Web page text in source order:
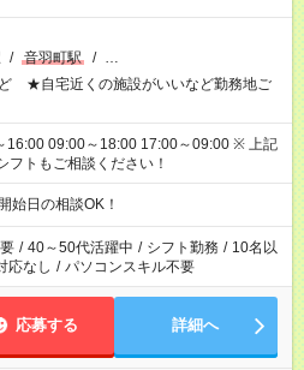
/ 音羽町駅 / …
★自宅近くの施設がいいなど勤務地ご
09:00～18:00 17:00～09:00 ※ 上記
フトもご相談ください！
日の相談OK！
/ 40～50代活躍中 / シフト勤務 / 10名以
応なし / パソコンスキル不要
応募する 詳細へ